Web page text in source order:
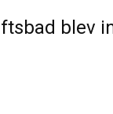
blev